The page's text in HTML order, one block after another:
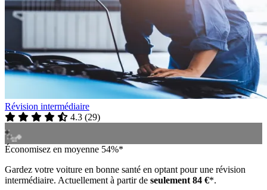
Révision intermédiaire
4.3 (29)
Économisez en moyenne 54%*
Gardez votre voiture en bonne santé en optant pour une révision
intermédiaire. Actuellement à partir de seulement 84 €*.